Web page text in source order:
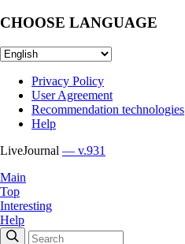
CHOOSE LANGUAGE
Privacy Policy
User Agreement
Recommendation technologies
Help
LiveJournal — v.931
Main
Top
Interesting
Help